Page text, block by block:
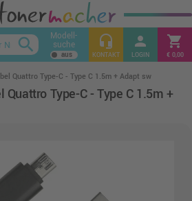
keyboard_arrow_up
search Modell-
suche headset_mic
KONTAKT
person
LOGIN
shopping_cart
€ 0,00
Quattro Type-C - Type C 1.5m + Adapt sw
Type-C - Type C 1.5m +